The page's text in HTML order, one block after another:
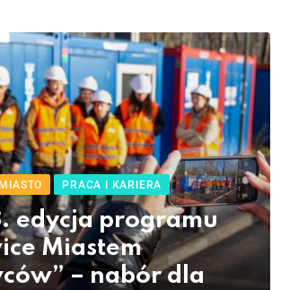
MIASTO PRACA I KARIERA
edycja programu
Miastem
– nabór dla